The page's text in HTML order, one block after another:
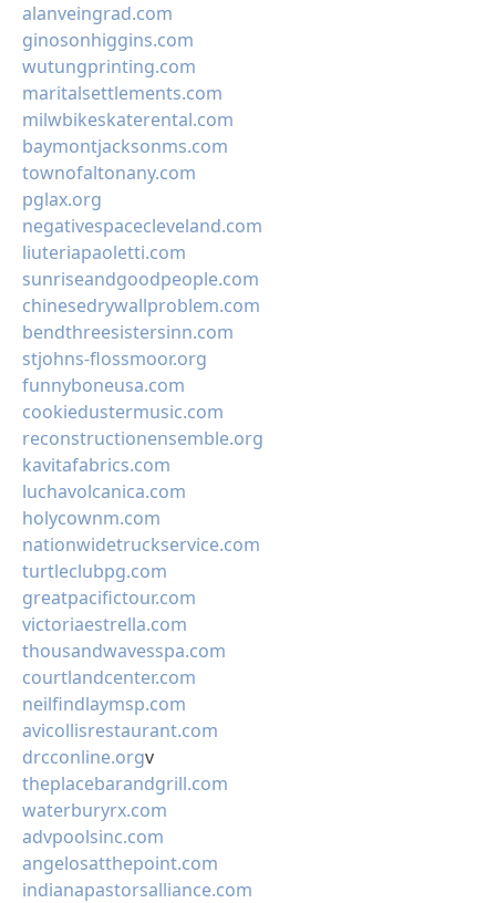
alanveingrad.com
ginosonhiggins.com
wutungprinting.com
maritalsettlements.com
milwbikeskaterental.com
baymontjacksonms.com
townofaltonany.com
pglax.org
negativespacecleveland.com
liuteriapaoletti.com
sunriseandgoodpeople.com
chinesedrywallproblem.com
bendthreesistersinn.com
stjohns-flossmoor.org
funnyboneusa.com
cookiedustermusic.com
reconstructionensemble.org
kavitafabrics.com
luchavolcanica.com
holycownm.com
nationwidetruckservice.com
turtleclubpg.com
greatpacifictour.com
victoriaestrella.com
thousandwavesspa.com
courtlandcenter.com
neilfindlaymsp.com
avicollisrestaurant.com
drcconline.orgv
theplacebarandgrill.com
waterburyrx.com
advpoolsinc.com
angelosatthepoint.com
indianapastorsalliance.com